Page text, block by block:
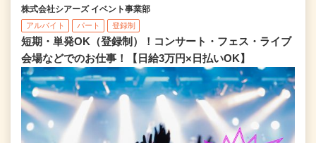
株式会社シアーズ イベント事業部
アルバイト パート 登録制
短期・単発OK（登録制）！コンサート・フェス・ライブ
会場などでのお仕事！【日給3万円×日払いOK】